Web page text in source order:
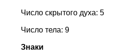
Число скрытого духа: 5
Число тела: 9
Знаки